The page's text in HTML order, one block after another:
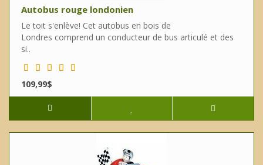
Autobus rouge londonien
Le toit s'enlève! Cet autobus en bois de
Londres comprend un conducteur de bus articulé et des
si..
109,99$